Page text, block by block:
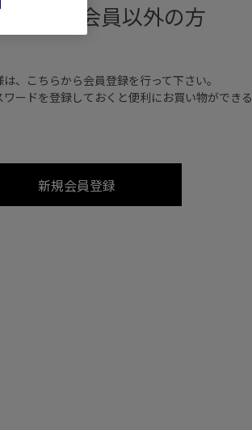
の方・会員以外の方
、こちらから会員登録を行って下さい。
ードを登録しておくと便利にお買い物ができる